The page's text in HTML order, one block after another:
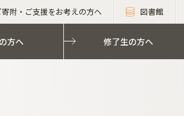
寄附・ご支援をお考えの方へ 図書館
方へ 修了生の方へ